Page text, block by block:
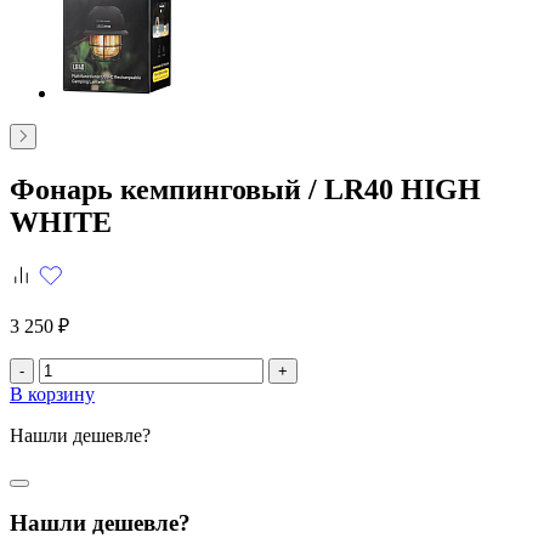
Фонарь кемпинговый / LR40 HIGH
WHITE
3 250 ₽
- +
В корзину
Нашли дешевле?
Нашли дешевле?